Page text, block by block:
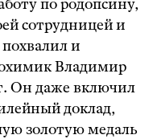
по родопсину,
сотрудницей и
и
Владимир
Он даже включил
доклад,
золотую медаль